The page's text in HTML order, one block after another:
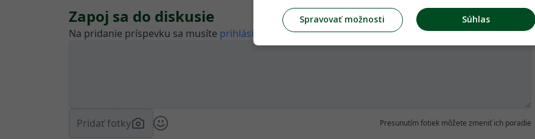
Zapoj sa do diskusie
Na pridanie príspevku sa musíte prihlásiť.
Pridať fotky Presunutím fotiek môžete zmeniť ich poradie
Súhlas
Spravovať možnosti